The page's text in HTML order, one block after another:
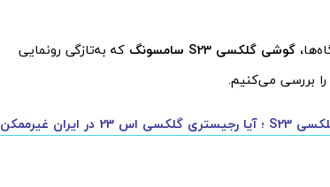
گوشی گلکسی S23 سامسونگ
که به‌تازگی رونمایی
بررسی می‌کنیم.
احتمال ممنوعیت واردات سری گلکسی S23 ؛ آیا رجیستری گلکسی اس 23 در ایران غیرممکن